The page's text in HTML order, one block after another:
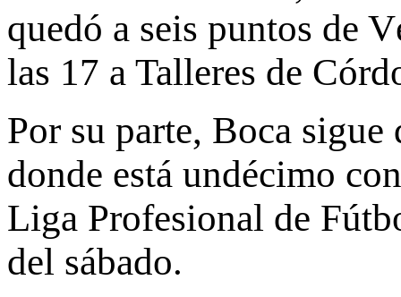
quedó a seis puntos de
las 17 a Talleres de
Por su parte, Boca
donde está undécimo
Liga Profesional de
del sábado.